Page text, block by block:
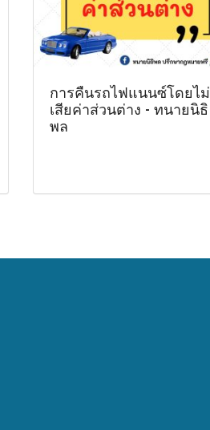
การคืนรถไฟแนนซ์โดยไม่
เสียค่าส่วนต่าง - ทนายนิธิ
พล